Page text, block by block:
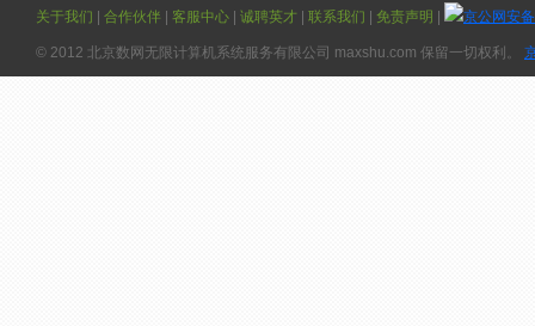
关于我们 合作伙伴 客服中心 诚聘英才 联系我们 免责声明 京公网安
© 2012 北京数网无限计算机系统服务有限公司 maxshu.com 保留一切权利。